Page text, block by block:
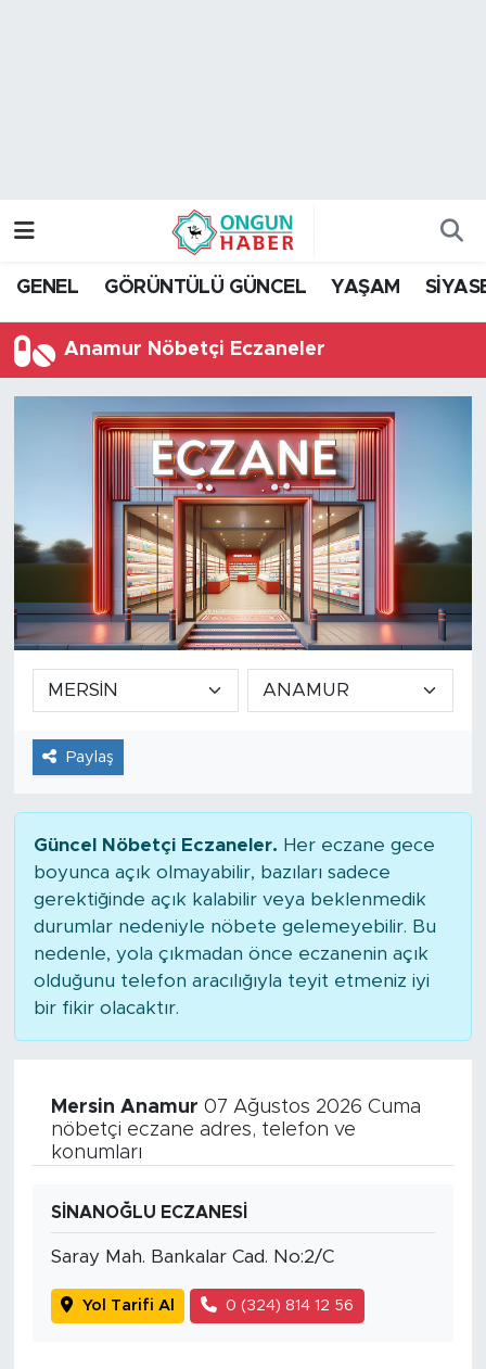
GENEL GÖRÜNTÜLÜ GÜNCEL YAŞAM
Anamur Nöbetçi Eczaneler
Paylaş
Güncel Nöbetçi Eczaneler. Her eczane gece
boyunca açık olmayabilir, bazıları sadece
gerektiğinde açık kalabilir veya beklenmedik
durumlar nedeniyle nöbete gelemeyebilir. Bu
nedenle, yola çıkmadan önce eczanenin açık
olduğunu telefon aracılığıyla teyit etmeniz iyi
bir fikir olacaktır.
Mersin Anamur 07 Ağustos 2026 Cuma
nöbetçi eczane adres, telefon ve
konumları
SİNANOĞLU ECZANESİ
Saray Mah. Bankalar Cad. No:2/C
Yol Tarifi Al 0 (324) 814 12 56
Trafik Durumu
Tüm Manşetler
Son Dakika Haberleri
Haber Arşivi